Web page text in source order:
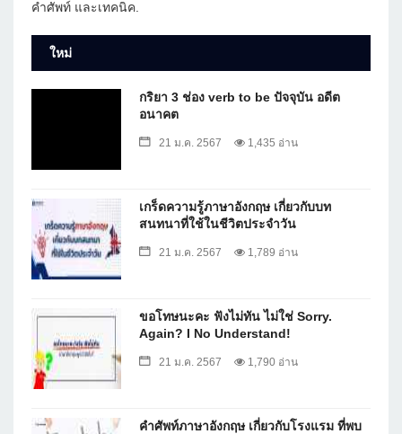
คำศัพท์ และเทคนิค.
ใหม่
กริยา 3 ช่อง verb to be ปัจจุบัน อดีต
อนาคต
21 ม.ค. 2567 1,435 อ่าน
เกร็ดความรู้ภาษาอังกฤษ เกี่ยวกับบท
สนทนาที่ใช้ในชีวิตประจำวัน
21 ม.ค. 2567 1,789 อ่าน
ขอโทษนะคะ ฟังไม่ทัน ไม่ใช่ Sorry.
Again? I No Understand!
21 ม.ค. 2567 1,790 อ่าน
คำศัพท์ภาษาอังกฤษ เกี่ยวกับโรงแรม ที่พบ